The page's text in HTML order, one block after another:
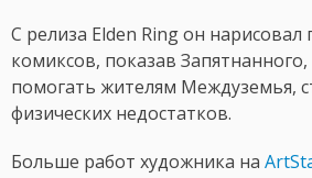
С релиза Elden Ring он нарисовал
комиксов, показав
помогать жителям Междуземья,
физических недостатков.
Больше работ художника на